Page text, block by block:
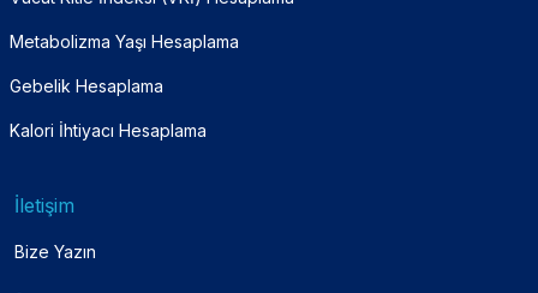
Metabolizma Yaşı Hesaplama
Gebelik Hesaplama
Kalori İhtiyacı Hesaplama
İletişim
Bize Yazın